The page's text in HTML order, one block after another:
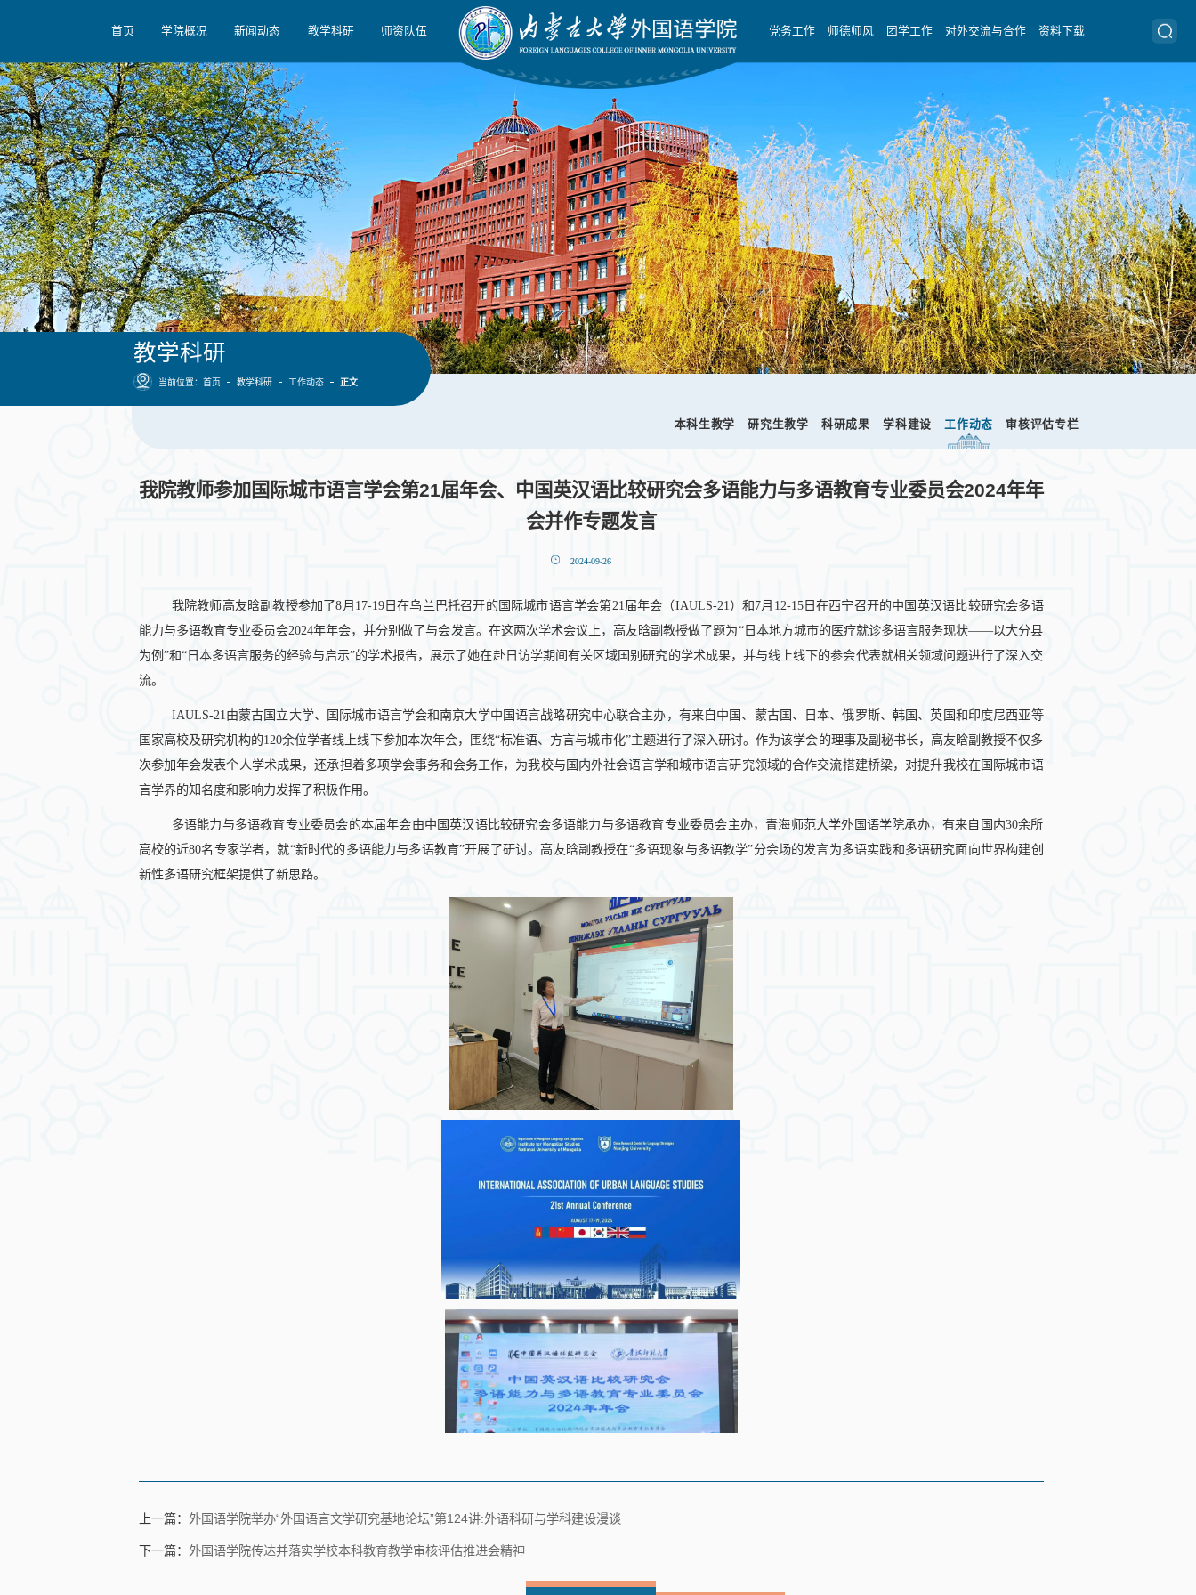
首页 学院概况 新闻动态 教学科研 师资队伍 党务工作 师德师风 团学工作 对外交流与合作 资料下载
本科生教学 研究生教学 科研成果 学科建设 工作动态 审核评估专栏
教学科研
当前位置：首页 教学科研 工作动态 正文
我院教师参加国际城市语言学会第21届年会、中国英汉语比较研究会多语能力与多语教育专业委员会2024年年
会并作专题发言
2024-09-26
我院教师高友晗副教授参加了8月17-19日在乌兰巴托召开的国际城市语言学会第21届年会（IAULS-21）和7月12-15日在西宁召开的中国英汉语比较研究会多语
能力与多语教育专业委员会2024年年会，并分别做了与会发言。在这两次学术会议上，高友晗副教授做了题为“日本地方城市的医疗就诊多语言服务现状——以大分县
为例”和“日本多语言服务的经验与启示”的学术报告，展示了她在赴日访学期间有关区域国别研究的学术成果，并与线上线下的参会代表就相关领域问题进行了深入交
流。
IAULS-21由蒙古国立大学、国际城市语言学会和南京大学中国语言战略研究中心联合主办，有来自中国、蒙古国、日本、俄罗斯、韩国、英国和印度尼西亚等
国家高校及研究机构的120余位学者线上线下参加本次年会，围绕“标准语、方言与城市化”主题进行了深入研讨。作为该学会的理事及副秘书长，高友晗副教授不仅多
次参加年会发表个人学术成果，还承担着多项学会事务和会务工作，为我校与国内外社会语言学和城市语言研究领域的合作交流搭建桥梁，对提升我校在国际城市语
言学界的知名度和影响力发挥了积极作用。
多语能力与多语教育专业委员会的本届年会由中国英汉语比较研究会多语能力与多语教育专业委员会主办，青海师范大学外国语学院承办，有来自国内30余所
高校的近80名专家学者，就“新时代的多语能力与多语教育”开展了研讨。高友晗副教授在“多语现象与多语教学”分会场的发言为多语实践和多语研究面向世界构建创
新性多语研究框架提供了新思路。
上一篇： 外国语学院举办“外国语言文学研究基地论坛”第124讲:外语科研与学科建设漫谈
下一篇： 外国语学院传达并落实学校本科教育教学审核评估推进会精神